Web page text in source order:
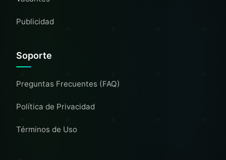
Publicidad
Soporte
Preguntas Frecuentes (FAQ)
Política de Privacidad
Términos de Uso